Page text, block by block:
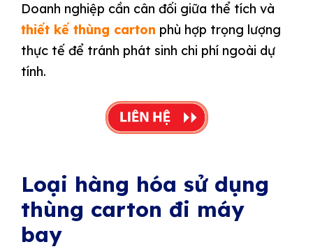
Doanh nghiệp cần cân đối giữa thể tích và
thiết kế thùng carton phù hợp trọng lượng
thực tế để tránh phát sinh chi phí ngoài dự
tính.
Loại hàng hóa sử dụng
thùng carton đi máy
bay